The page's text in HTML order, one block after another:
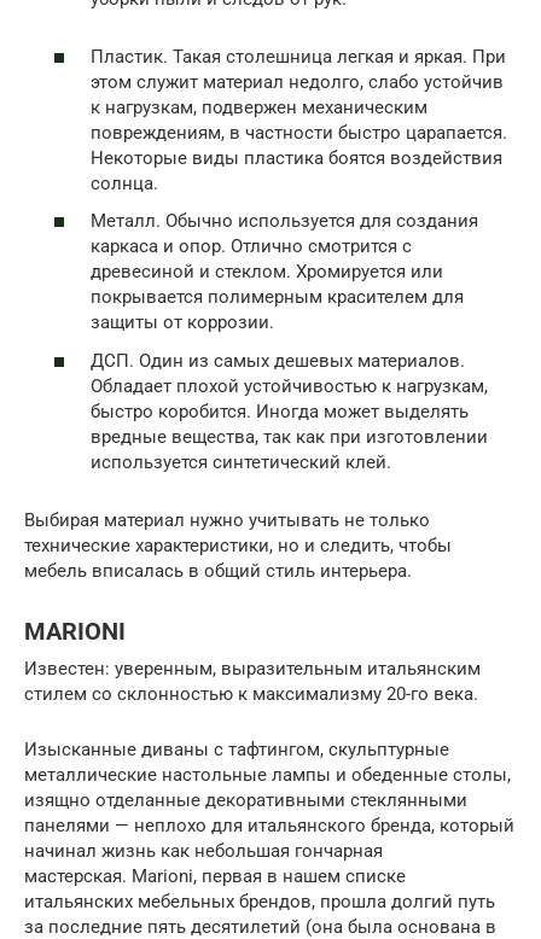
Пластик. Такая столешница легкая и яркая. При
этом служит материал недолго, слабо устойчив
к нагрузкам, подвержен механическим
повреждениям, в частности быстро царапается.
Некоторые виды пластика боятся воздействия
солнца.
Металл. Обычно используется для создания
каркаса и опор. Отлично смотрится с
древесиной и стеклом. Хромируется или
покрывается полимерным красителем для
защиты от коррозии.
ДСП. Один из самых дешевых материалов.
Обладает плохой устойчивостью к нагрузкам,
быстро коробится. Иногда может выделять
вредные вещества, так как при изготовлении
используется синтетический клей.
Выбирая материал нужно учитывать не только
технические характеристики, но и следить, чтобы
мебель вписалась в общий стиль интерьера.
MARIONI
Известен: уверенным, выразительным итальянским
стилем со склонностью к максимализму 20-го века.
Изысканные диваны с тафтингом, скульптурные
металлические настольные лампы и обеденные столы,
изящно отделанные декоративными стеклянными
панелями — неплохо для итальянского бренда, который
начинал жизнь как небольшая гончарная
мастерская. Marioni, первая в нашем списке
итальянских мебельных брендов, прошла долгий путь
за последние пять десятилетий (она была основана в